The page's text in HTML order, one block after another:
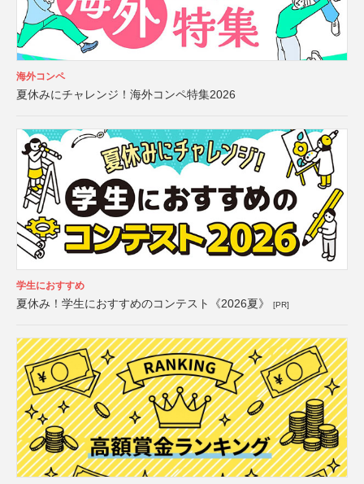
海外コンペ
夏休みにチャレンジ！海外コンペ特集2026
学生におすすめ
夏休み！学生におすすめのコンテスト《2026夏》 [PR]